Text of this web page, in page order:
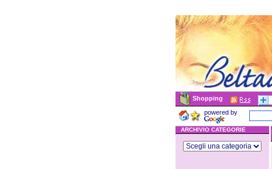
Shopping
powered by
ARCHIVIO CATEGORIE